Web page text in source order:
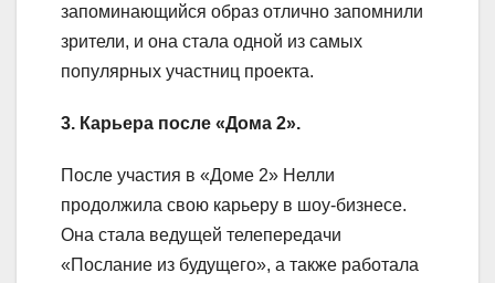
запоминающийся образ отлично запомнили
зрители, и она стала одной из самых
популярных участниц проекта.
3. Карьера после «Дома 2».
После участия в «Доме 2» Нелли
продолжила свою карьеру в шоу-бизнесе.
Она стала ведущей телепередачи
«Послание из будущего», а также работала